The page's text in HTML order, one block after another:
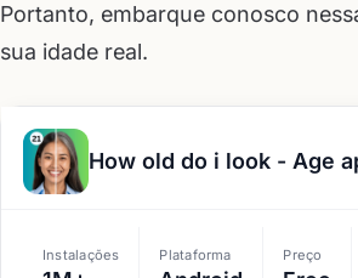
Portanto, embarque conosco
sua idade real.
How old do i look - Age
Instalações Plataforma Preço